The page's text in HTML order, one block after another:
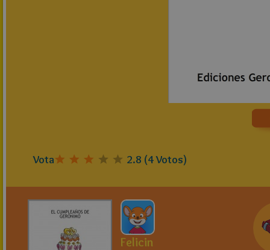
Vota 2.8 (4Votos)
Felicin